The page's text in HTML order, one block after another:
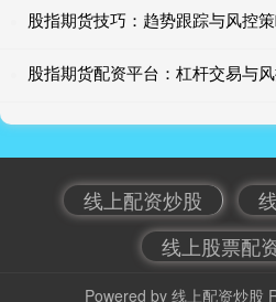
股指期货技巧：趋势跟踪与风控
股指期货配资平台：杠杆交易与
线上配资炒股
线上股票配
Powered by 线上配资炒股